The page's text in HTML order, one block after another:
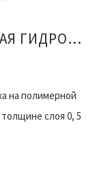
ЭЛАСТИЧНАЯ ПОЛИМЕРНАЯ ГИДРОИЗОЛЯЦИЯ
на полимерной
слоя 0, 5